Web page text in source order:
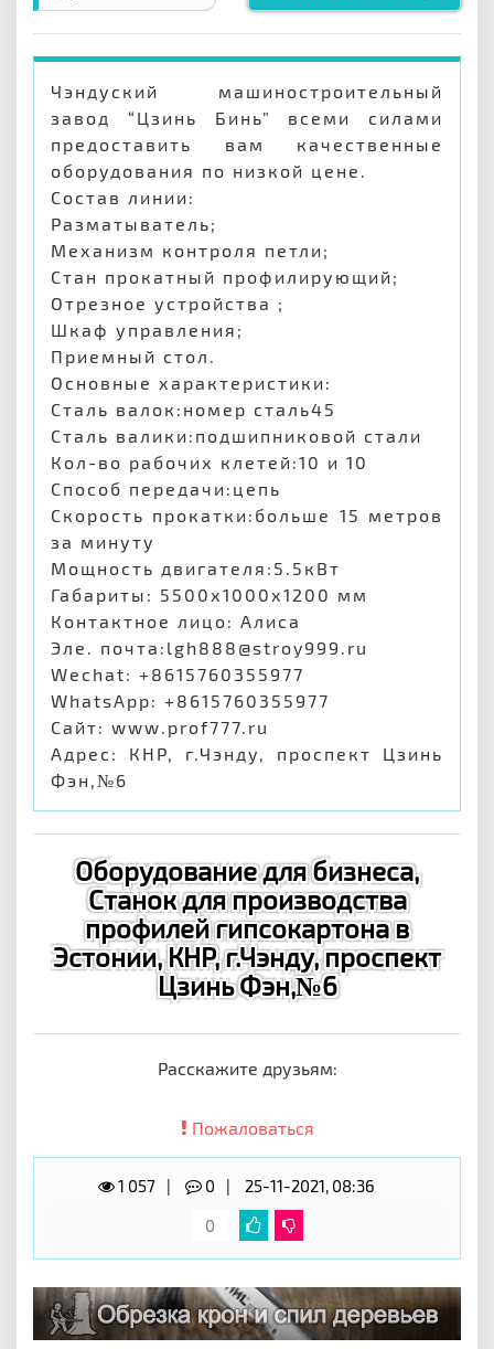
Чэндуский машиностроительный
завод “Цзинь Бинь” всеми силами
предоставить вам качественные
оборудования по низкой цене.
Состав линии:
Разматыватель;
Механизм контроля петли;
Стан прокатный профилирующий;
Отрезное устройства ;
Шкаф управления;
Приемный стол.
Основные характеристики:
Сталь валок:номер сталь45
Сталь валики:подшипниковой стали
Кол-во рабочих клетей:10 и 10
Способ передачи:цепь
Скорость прокатки:больше 15 метров
за минуту
Мощность двигателя:5.5кВт
Габариты: 5500х1000х1200 мм
Контактное лицо: Алиса
Эле. почта:lgh888@stroy999.ru
Wechat: +8615760355977
WhatsApp: +8615760355977
Сайт: www.prof777.ru
Адрес: КНР, г.Чэнду, проспект Цзинь
Фэн,№6
Оборудование для бизнеса,
Станок для производства
профилей гипсокартона в
Эстонии, КНР, г.Чэнду, проспект
Цзинь Фэн,№6
Расскажите друзьям:
Пожаловаться
1 057 0
25-11-2021, 08:36
0